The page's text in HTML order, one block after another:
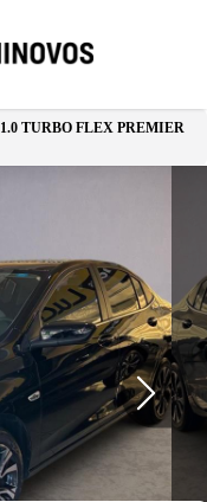
1.0 TURBO FLEX PREMIER